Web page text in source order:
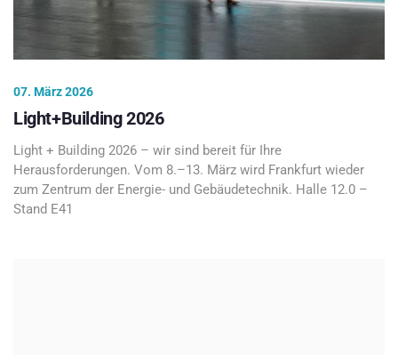
07. März 2026
Light+Building 2026
Light + Building 2026 – wir sind bereit für Ihre
Herausforderungen. Vom 8.–13. März wird Frankfurt wieder
zum Zentrum der Energie- und Gebäudetechnik. Halle 12.0 –
Stand E41